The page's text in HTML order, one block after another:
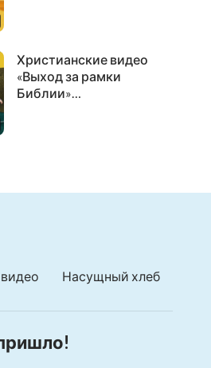
Христианские видео
«Выход за рамки
Библии»
Насущный хлеб